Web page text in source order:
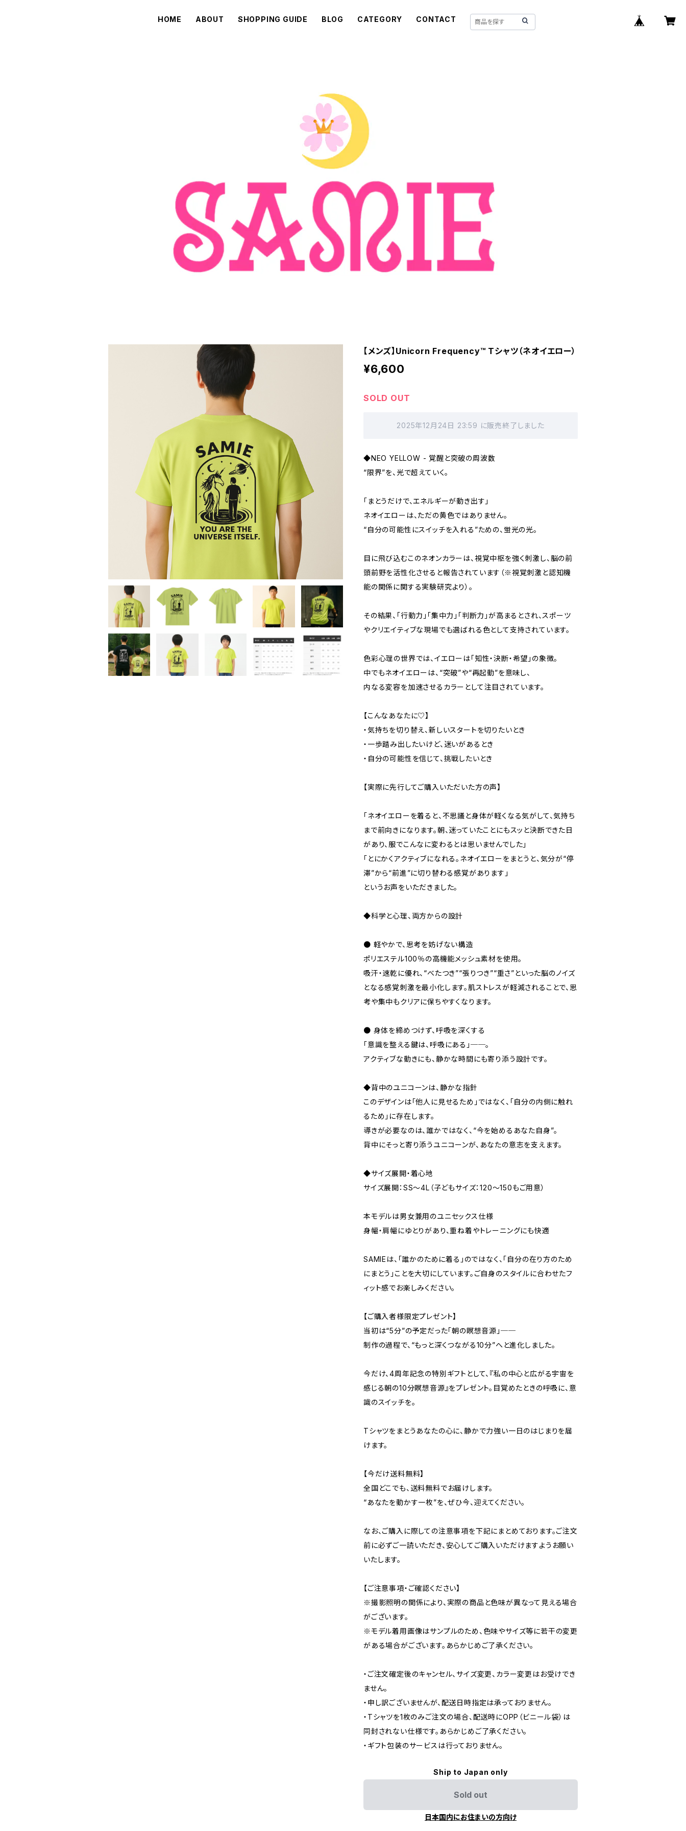
HOME ABOUT SHOPPING GUIDE BLOG CATEGORY CONTACT
【メンズ】Unicorn Frequency™ Tシャツ（ネオイエロー）
¥6,600
SOLD OUT
2025年12月24日 23:59 に販売終了しました
◆NEO YELLOW - 覚醒と突破の周波数
“限界”を、光で超えていく。
「まとうだけで、エネルギーが動き出す」
ネオイエローは、ただの黄色ではありません。
“自分の可能性にスイッチを入れる”ための、蛍光の光。
目に飛び込むこのネオンカラーは、視覚中枢を強く刺激し、脳の前
頭前野を活性化させると報告されています（※視覚刺激と認知機
能の関係に関する実験研究より）。
その結果、「行動力」「集中力」「判断力」が高まるとされ、スポーツ
やクリエイティブな現場でも選ばれる色として支持されています。
色彩心理の世界では、イエローは「知性・決断・希望」の象徴。
中でもネオイエローは、“突破”や“再起動”を意味し、
内なる変容を加速させるカラーとして注目されています。
【こんなあなたに♡】
・気持ちを切り替え、新しいスタートを切りたいとき
・一歩踏み出したいけど、迷いがあるとき
・自分の可能性を信じて、挑戦したいとき
【実際に先行してご購入いただいた方の声】
「ネオイエローを着ると、不思議と身体が軽くなる気がして、気持ち
まで前向きになります。朝、迷っていたことにもスッと決断できた日
があり、服でこんなに変わるとは思いませんでした」
「とにかくアクティブになれる。ネオイエローをまとうと、気分が“停
滞”から“前進”に切り替わる感覚があります」
というお声をいただきました。
◆科学と心理、両方からの設計
● 軽やかで、思考を妨げない構造
ポリエステル100％の高機能メッシュ素材を使用。
吸汗・速乾に優れ、“べたつき”“張りつき”“重さ”といった脳のノイズ
となる感覚刺激を最小化します。肌ストレスが軽減されることで、思
考や集中もクリアに保ちやすくなります。
● 身体を締めつけず、呼吸を深くする
「意識を整える鍵は、呼吸にある」──。
アクティブな動きにも、静かな時間にも寄り添う設計です。
◆背中のユニコーンは、静かな指針
このデザインは「他人に見せるため」ではなく、「自分の内側に触れ
るため」に存在します。
導きが必要なのは、誰かではなく、“今を始めるあなた自身”。
背中にそっと寄り添うユニコーンが、あなたの意志を支えます。
◆サイズ展開・着心地
サイズ展開：SS〜4L（子どもサイズ：120〜150もご用意）
本モデルは男女兼用のユニセックス仕様
身幅・肩幅にゆとりがあり、重ね着やトレーニングにも快適
SAMIEは、「誰かのために着る」のではなく、「自分の在り方のため
にまとう」ことを大切にしています。ご自身のスタイルに合わせたフ
ィット感でお楽しみください。
【ご購入者様限定プレゼント】
当初は“5分”の予定だった「朝の瞑想音源」──
制作の過程で、“もっと深くつながる10分”へと進化しました。
今だけ、4周年記念の特別ギフトとして、『私の中心と広がる宇宙を
感じる朝の10分瞑想音源』をプレゼント。目覚めたときの呼吸に、意
識のスイッチを。
Tシャツをまとうあなたの心に、静かで力強い一日のはじまりを届
けます。
【今だけ送料無料】
全国どこでも、送料無料でお届けします。
“あなたを動かす一枚”を、ぜひ今、迎えてください。
なお、ご購入に際しての注意事項を下記にまとめております。ご注文
前に必ずご一読いただき、安心してご購入いただけますようお願い
いたします。
【ご注意事項・ご確認ください】
※撮影照明の関係により、実際の商品と色味が異なって見える場合
がございます。
※モデル着用画像はサンプルのため、色味やサイズ等に若干の変更
がある場合がございます。あらかじめご了承ください。
・ご注文確定後のキャンセル、サイズ変更、カラー変更はお受けでき
ません。
・申し訳ございませんが、配送日時指定は承っておりません。
・Tシャツを1枚のみご注文の場合、配送時にOPP（ビニール袋）は
同封されない仕様です。あらかじめご了承ください。
・ギフト包装のサービスは行っておりません。
Ship to Japan only
Sold out
日本国内にお住まいの方向け